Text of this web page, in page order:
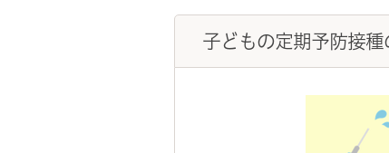
子どもの定期予防接種